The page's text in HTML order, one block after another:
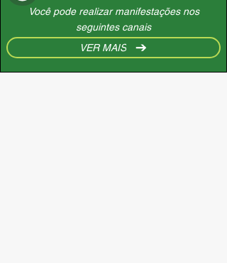
Você pode realizar manifestações nos
seguintes canais
VER MAIS